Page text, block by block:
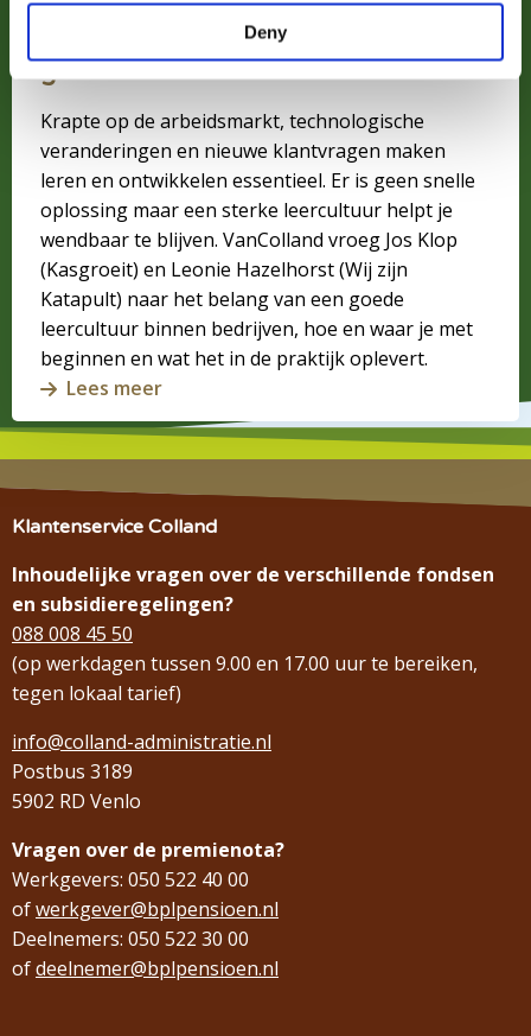
Deny
van een leercultuur in de
glastuinbouw
Krapte op de arbeidsmarkt, technologische
veranderingen en nieuwe klantvragen maken
leren en ontwikkelen essentieel. Er is geen snelle
oplossing maar een sterke leercultuur helpt je
wendbaar te blijven. VanColland vroeg Jos Klop
(Kasgroeit) en Leonie Hazelhorst (Wij zijn
Katapult) naar het belang van een goede
leercultuur binnen bedrijven, hoe en waar je met
beginnen en wat het in de praktijk oplevert.
Lees meer
glastuinbouw
Klantenservice Colland
Inhoudelijke vragen over de verschillende fondsen
en subsidieregelingen?
088 008 45 50
(op werkdagen tussen 9.00 en 17.00 uur te bereiken,
tegen lokaal tarief)
info@colland-administratie.nl
Postbus 3189
5902 RD Venlo
Vragen over de premienota?
Werkgevers: 050 522 40 00
ofwerkgever@bplpensioen.nl
Deelnemers: 050 522 30 00
ofdeelnemer@bplpensioen.nl